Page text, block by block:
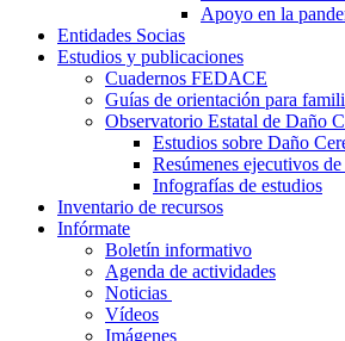
Apoyo en la
Entidades Socias
Estudios y publicaciones
Cuadernos FEDACE
Guías de orientación para
Observatorio Estatal de Daño
Estudios sobre Daño
Resúmenes ejecutivos
Infografías de estudios
Inventario de recursos
Infórmate
Boletín informativo
Agenda de actividades
Noticias
Vídeos
Imágenes